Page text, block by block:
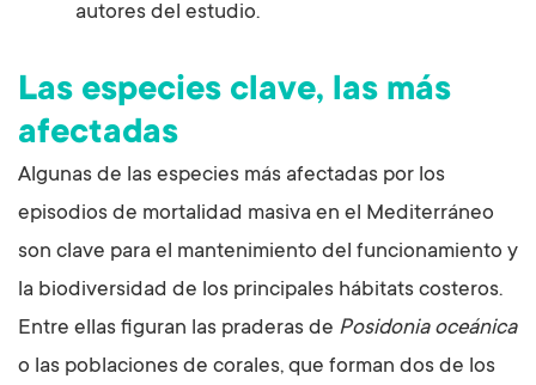
autores del estudio.
Las especies clave, las más
afectadas
Algunas de las especies más afectadas por los
episodios de mortalidad masiva en el Mediterráneo
son clave para el mantenimiento del funcionamiento y
la biodiversidad de los principales hábitats costeros.
Entre ellas figuran las praderas de Posidonia oceánica
o las poblaciones de corales, que forman dos de los